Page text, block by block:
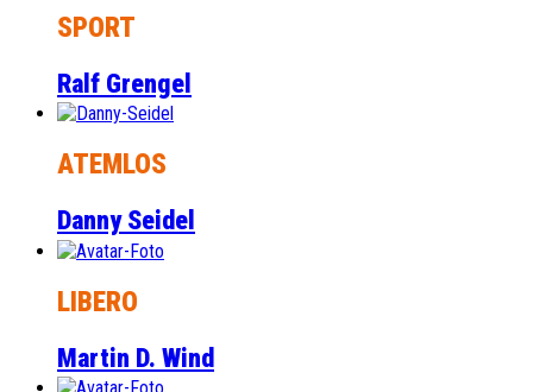
SPORT
Ralf Grengel
ATEMLOS
Danny Seidel
LIBERO
Martin D. Wind